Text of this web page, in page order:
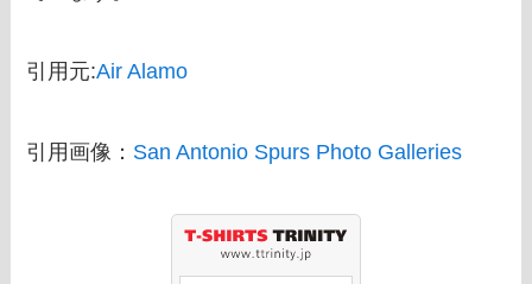
引用元:Air Alamo
引用画像： San Antonio Spurs Photo Galleries